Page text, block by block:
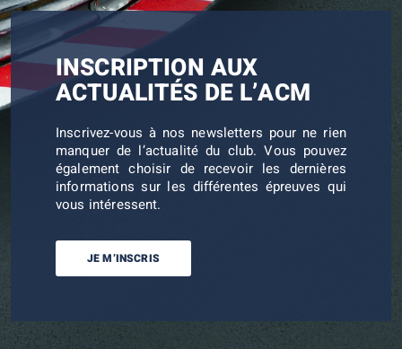
INSCRIPTION AUX
ACTUALITÉS DE L’ACM
Inscrivez-vous à nos newsletters pour ne rien
manquer de l’actualité du club. Vous pouvez
également choisir de recevoir les dernières
informations sur les différentes épreuves qui
vous intéressent.
JE M’INSCRIS